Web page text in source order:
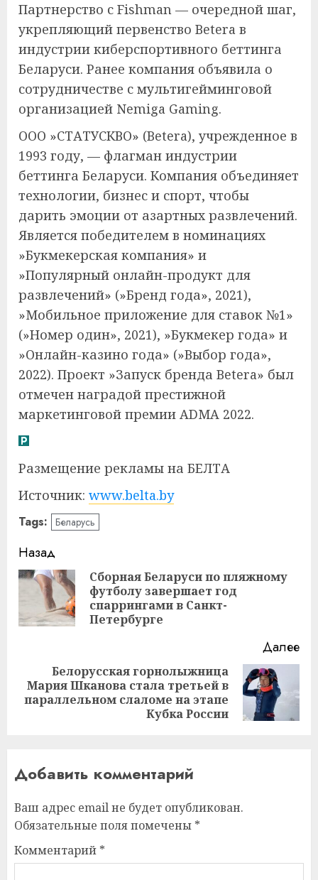
Партнерство с Fishman — очередной шаг,
укрепляющий первенство Betera в
индустрии киберспортивного беттинга
Беларуси. Ранее компания объявила о
сотрудничестве с мультигейминговой
организацией Nemiga Gaming.
ООО »СТАТУСКВО» (Betera), учрежденное в
1993 году, — флагман индустрии
беттинга Беларуси. Компания объединяет
технологии, бизнес и спорт, чтобы
дарить эмоции от азартных развлечений.
Является победителем в номинациях
»Букмекерская компания» и
»Популярный онлайн-продукт для
развлечений» (»Бренд года», 2021),
»Мобильное приложение для ставок №1»
(»Номер один», 2021), »Букмекер года» и
»Онлайн-казино года» (»Выбор года»,
2022). Проект »Запуск бренда Betera» был
отмечен наградой престижной
маркетинговой премии ADMA 2022.
Размещение рекламы на БЕЛТА
Источник: www.belta.by
Tags: Беларусь
Навигация
записи
Назад
Сборная Беларуси по пляжному
футболу завершает год
спаррингами в Санкт-
Петербурге
Далее
Следующая
запись:
Белорусская горнолыжница
Мария Шканова стала третьей в
параллельном слаломе на этапе
Кубка России
Добавить комментарий
Ваш адрес email не будет опубликован.
Обязательные поля помечены *
Комментарий *